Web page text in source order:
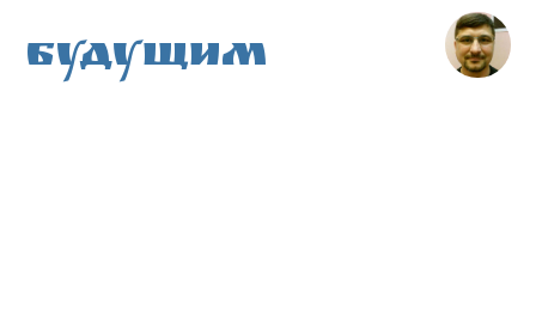
Будущим